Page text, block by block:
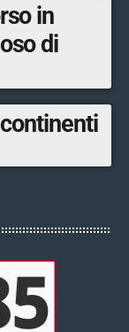
in
di